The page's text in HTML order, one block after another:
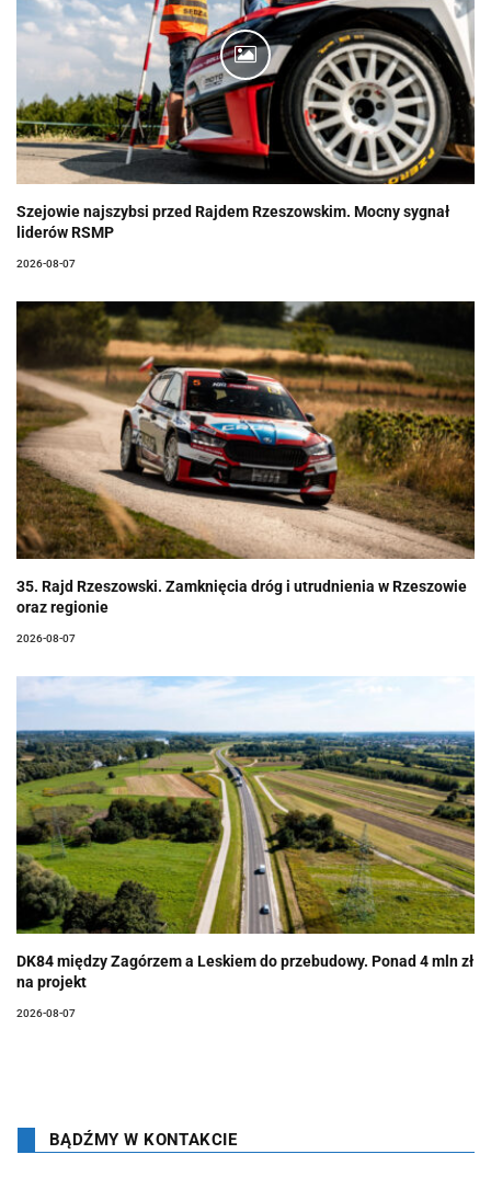
Szejowie najszybsi przed Rajdem Rzeszowskim. Mocny sygnał
liderów RSMP
2026-08-07
35. Rajd Rzeszowski. Zamknięcia dróg i utrudnienia w Rzeszowie
oraz regionie
2026-08-07
DK84 między Zagórzem a Leskiem do przebudowy. Ponad 4 mln zł
na projekt
2026-08-07
BĄDŹMY W KONTAKCIE